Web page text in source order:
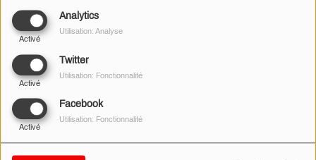
Analytics
Activé
Utilisation: Analyse
Twitter
Activé
Utilisation: Fonctionnalité
Facebook
Activé
Utilisation: Fonctionnalité